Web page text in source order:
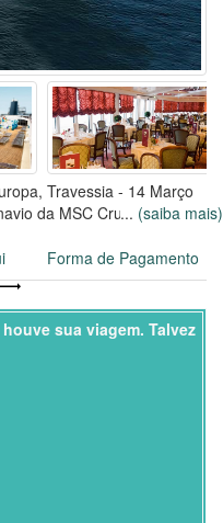
Travessia - 14 Março
da MSC Cruzeiros foi
passageiros, com uma
saindo de Rio de Janeiro,
... (saiba mais)
Forma de Pagamento
sua viagem. Talvez